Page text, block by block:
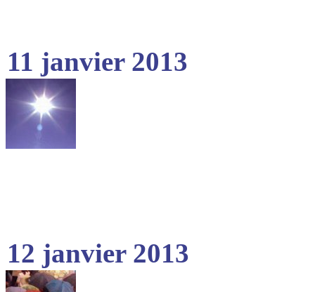
11 janvier 2013
12 janvier 2013